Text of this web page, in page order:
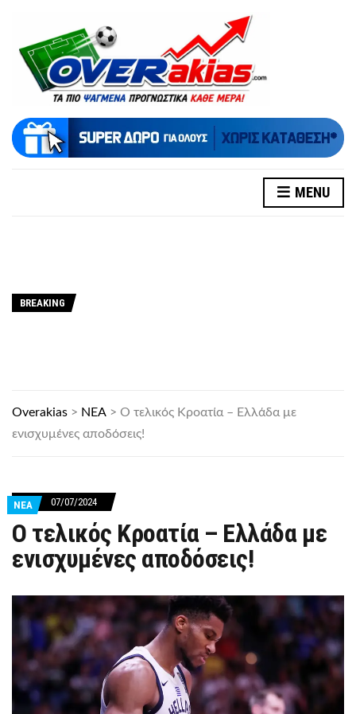
MENU
BREAKING
Overakias > ΝΕΑ > Ο τελικός Κροατία – Ελλάδα με
ενισχυμένες αποδόσεις!
ΝΕΑ 07/07/2024
Ο τελικός Κροατία – Ελλάδα με
ενισχυμένες αποδόσεις!